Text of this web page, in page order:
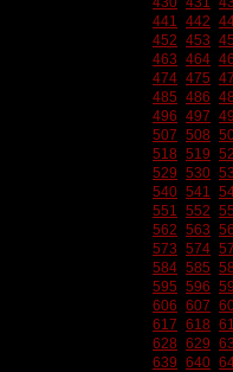
441 442
452 453
463 464
474 475
485 486
496 497
507 508
518 519
529 530
540 541
551 552
562 563
573 574
584 585
595 596
606 607
617 618
628 629
639 640